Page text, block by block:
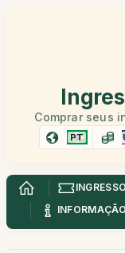
Comprar seus
PT
INFORMAÇÃO